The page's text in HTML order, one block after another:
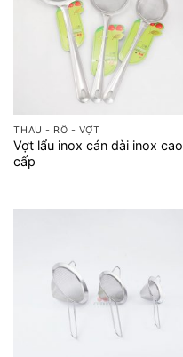
THAU - RỔ - VỢT
Vợt lẩu inox cán dài inox cao
cấp